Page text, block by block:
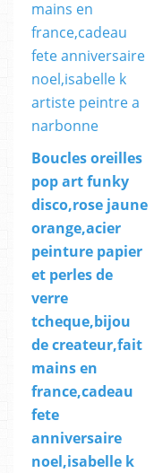
Boucles oreilles
pop art funky
disco,rose jaune
orange,acier
peinture papier
et perles de
verre
tcheque,bijou
de createur,fait
mains en
france,cadeau
fete
anniversaire
noel,isabelle k